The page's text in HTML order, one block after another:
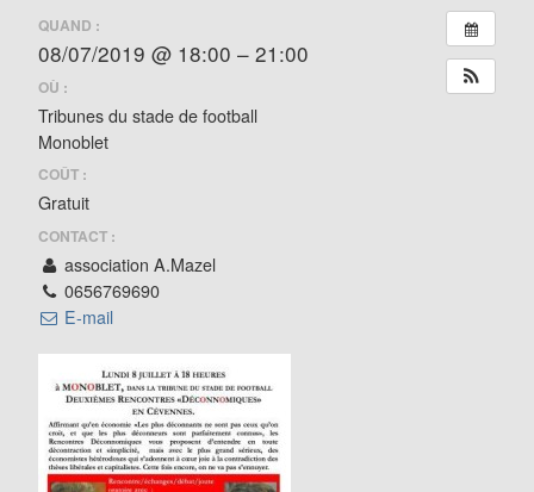
QUAND :
08/07/2019 @ 18:00 – 21:00
OÙ :
Tribunes du stade de football
Monoblet
COÛT :
Gratuit
CONTACT :
association A.Mazel
0656769690
E-mail